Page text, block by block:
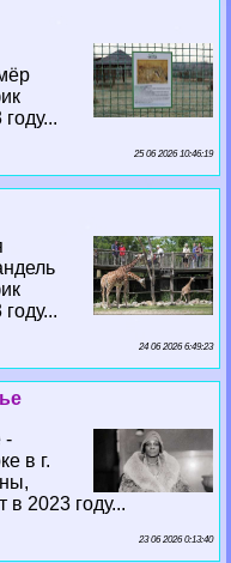
25 06 2026 10:46:19
24 06 2026 6:49:23
-
в г.
2023 году...
23 06 2026 0:13:40